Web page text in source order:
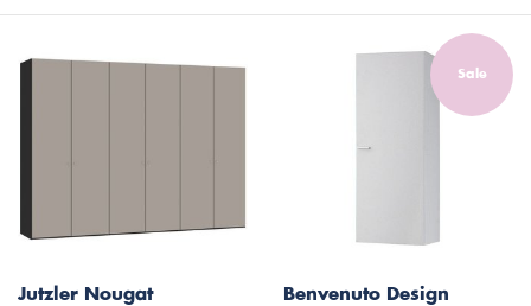
Jutzler Nougat
Sale
Benvenuto Design